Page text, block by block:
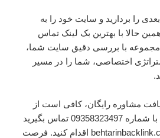
را بردارید و سایت خود را به
حالا با بهترین بک لینک تماس
مجموعه با بررسی دقیق سایت شما،
اختصاصی، شما را در مسیر
مشاوره رایگان، کافی است از
طریق تلگرام یا واتساپ با شماره 09358323497 تماس بگیرید
و یا از طریق سایت behtarinbacklink.com اقدام کنید. فرصت